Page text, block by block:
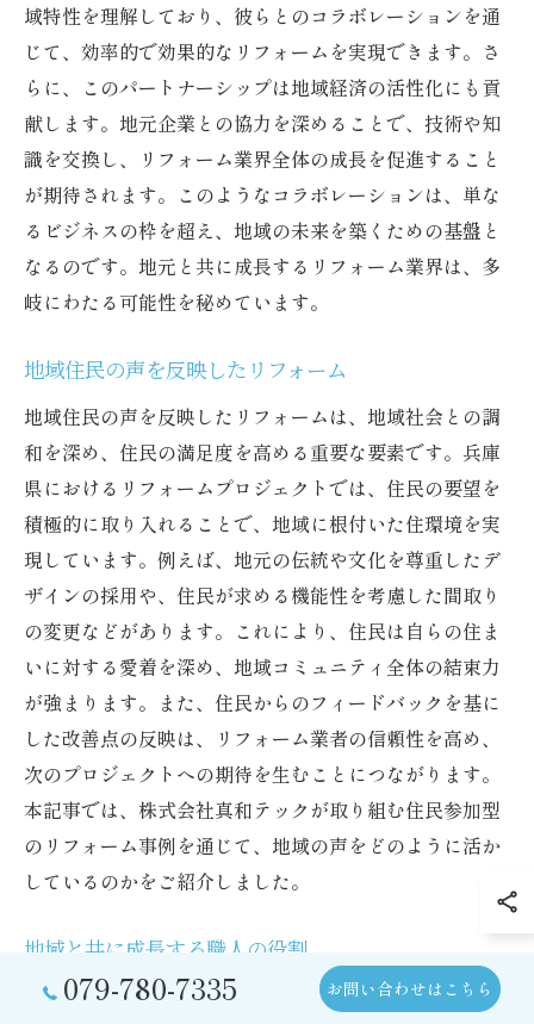
域特性を理解しており、彼らとのコラボレーションを通
じて、効率的で効果的なリフォームを実現できます。さ
らに、このパートナーシップは地域経済の活性化にも貢
献します。地元企業との協力を深めることで、技術や知
識を交換し、リフォーム業界全体の成長を促進すること
が期待されます。このようなコラボレーションは、単な
るビジネスの枠を超え、地域の未来を築くための基盤と
なるのです。地元と共に成長するリフォーム業界は、多
岐にわたる可能性を秘めています。
地域住民の声を反映したリフォーム
地域住民の声を反映したリフォームは、地域社会との調
和を深め、住民の満足度を高める重要な要素です。兵庫
県におけるリフォームプロジェクトでは、住民の要望を
積極的に取り入れることで、地域に根付いた住環境を実
現しています。例えば、地元の伝統や文化を尊重したデ
ザインの採用や、住民が求める機能性を考慮した間取り
の変更などがあります。これにより、住民は自らの住ま
いに対する愛着を深め、地域コミュニティ全体の結束力
が強まります。また、住民からのフィードバックを基に
した改善点の反映は、リフォーム業者の信頼性を高め、
次のプロジェクトへの期待を生むことにつながります。
本記事では、株式会社真和テックが取り組む住民参加型
のリフォーム事例を通じて、地域の声をどのように活か
しているのかをご紹介しました。
地域と共に成長する職人の役割
リフォーム業界において、地域と共に成長する職人の役
079-780-7335 お問い合わせはこちら